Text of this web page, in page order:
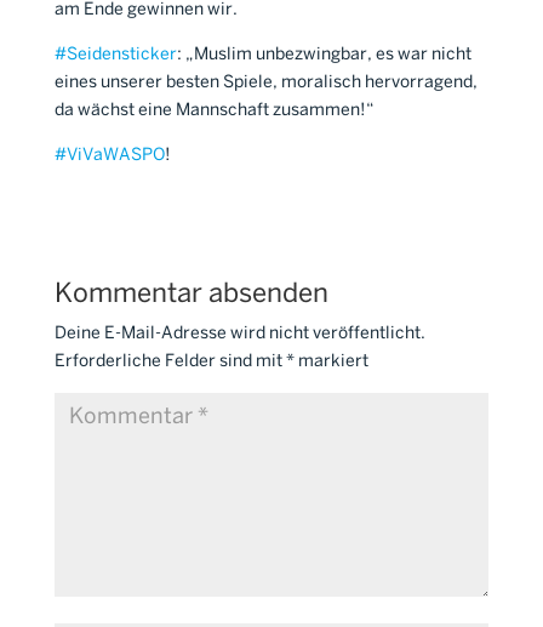
am Ende gewinnen wir.
#Seidensticker: „Muslim unbezwingbar, es war nicht
eines unserer besten Spiele, moralisch hervorragend,
da wächst eine Mannschaft zusammen!“
#ViVaWASPO!
Kommentar absenden
Deine E-Mail-Adresse wird nicht veröffentlicht.
Erforderliche Felder sind mit *markiert